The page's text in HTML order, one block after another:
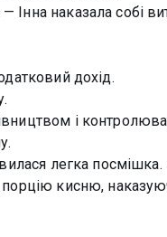
наказала собі
дохід.
і
легка
кисню,